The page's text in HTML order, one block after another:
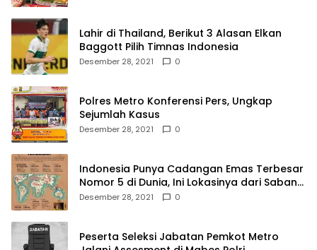
Lahir di Thailand, Berikut 3 Alasan Elkan
Baggott Pilih Timnas Indonesia
Desember 28, 2021 0
Polres Metro Konferensi Pers, Ungkap
Sejumlah Kasus
Desember 28, 2021 0
Indonesia Punya Cadangan Emas Terbesar
Nomor 5 di Dunia, Ini Lokasinya dari Sabang
hingga Merauke
Desember 28, 2021 0
Peserta Seleksi Jabatan Pemkot Metro